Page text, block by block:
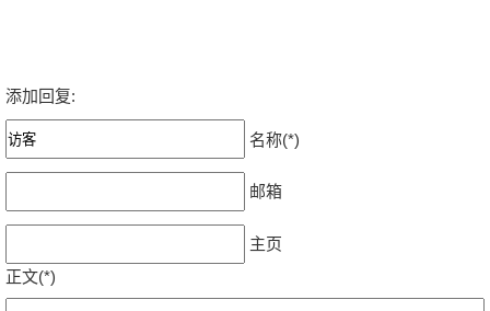
添加回复:
名称(*)
邮箱
主页
正文(*)